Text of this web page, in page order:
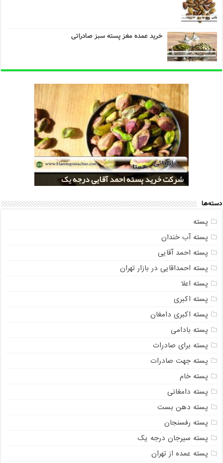
خرید عمده مغز پسته سبز صادراتی
خرید کلی پسته شور اکبری صادراتی
شرکت خرید پسته احمد آقایی درجه یک
قیمت تولید پسته صادراتی رفسنجان
مراکز خريد پسته رفسنجان صادراتی
شرکت خرید پسته اکبری بسته بندی شده
دسته‌ها
پسته
پسته آب خندان
پسته احمد آقایی
پسته احمداقایی در بازار تهران
پسته اعلا
پسته اکبری
پسته اکبری دامغان
پسته بادامی
پسته برای صادرات
پسته جهت صادرات
پسته خام
پسته دامغانی
پسته دهن بست
پسته رفسنجان
پسته سیرجان درجه یک
پسته عمده از تهران